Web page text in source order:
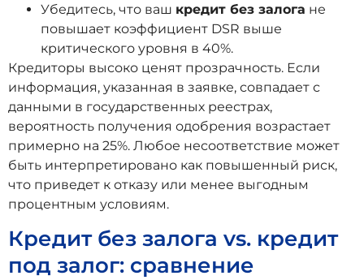
Убедитесь, что ваш кредит без залога не
повышает коэффициент DSR выше
критического уровня в 40%.
Кредиторы высоко ценят прозрачность. Если
информация, указанная в заявке, совпадает с
данными в государственных реестрах,
вероятность получения одобрения возрастает
примерно на 25%. Любое несоответствие может
быть интерпретировано как повышенный риск,
что приведет к отказу или менее выгодным
процентным условиям.
Кредит без залога vs. кредит
под залог: сравнение